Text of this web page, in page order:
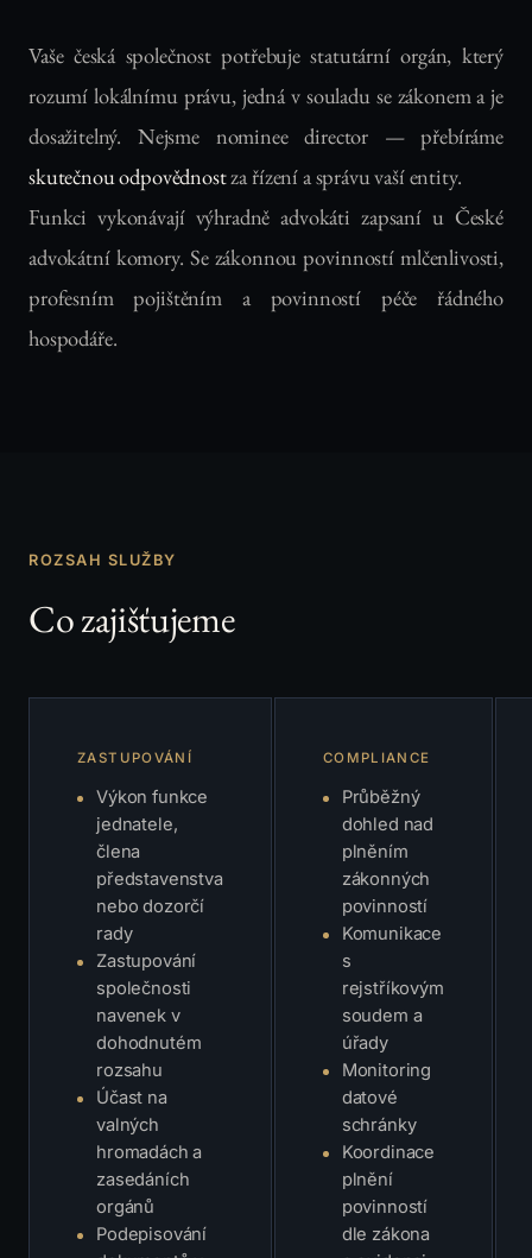
Vaše česká společnost potřebuje statutární orgán, který
rozumí lokálnímu právu, jedná v souladu se zákonem a je
dosažitelný. Nejsme nominee director — přebíráme
skutečnou odpovědnostza řízení a správu vaší entity.
Funkci vykonávají výhradně advokáti zapsaní u České
advokátní komory. Se zákonnou povinností mlčenlivosti,
profesním pojištěním a povinností péče řádného
hospodáře.
ROZSAH SLUŽBY
Co zajišťujeme
ZASTUPOVÁNÍ
Výkon funkce
jednatele,
člena
představenstva
nebo dozorčí
rady
Zastupování
společnosti
navenek v
dohodnutém
rozsahu
Účast na
valných
hromadách a
zasedáních
orgánů
Podepisování
COMPLIANCE
Průběžný
dohled nad
plněním
zákonných
povinností
Komunikace
s
rejstříkovým
soudem a
úřady
Monitoring
datové
schránky
Koordinace
plnění
povinností
dle zákona